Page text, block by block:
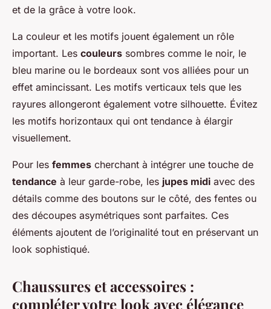
et de la grâce à votre look.
La couleur et les motifs jouent également un rôle
important. Les couleurs sombres comme le noir, le
bleu marine ou le bordeaux sont vos alliées pour un
effet amincissant. Les motifs verticaux tels que les
rayures allongeront également votre silhouette. Évitez
les motifs horizontaux qui ont tendance à élargir
visuellement.
Pour les femmes cherchant à intégrer une touche de
tendance à leur garde-robe, les jupes midi avec des
détails comme des boutons sur le côté, des fentes ou
des découpes asymétriques sont parfaites. Ces
éléments ajoutent de l’originalité tout en préservant un
look sophistiqué.
Chaussures et accessoires :
compléter votre look avec élégance